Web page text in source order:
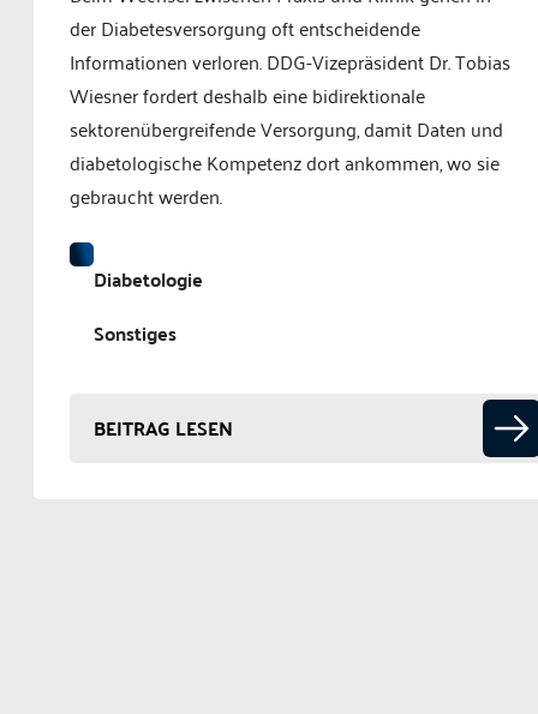
der Diabetesversorgung oft entscheidende
Informationen verloren. DDG-Vizepräsident Dr. Tobias
Wiesner fordert deshalb eine bidirektionale
sektorenübergreifende Versorgung, damit Daten und
diabetologische Kompetenz dort ankommen, wo sie
gebraucht werden.
Diabetologie
Sonstiges
BEITRAG LESEN